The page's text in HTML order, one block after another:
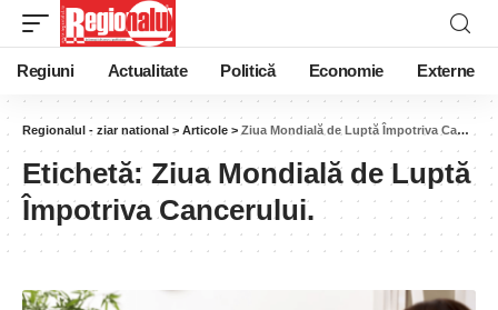
Regiuni Actualitate Politică Economie Externe
Regionalul - ziar national > Articole > Ziua Mondială de Luptă Împotriva Cancerului.
Etichetă: Ziua Mondială de Luptă
Împotriva Cancerului.